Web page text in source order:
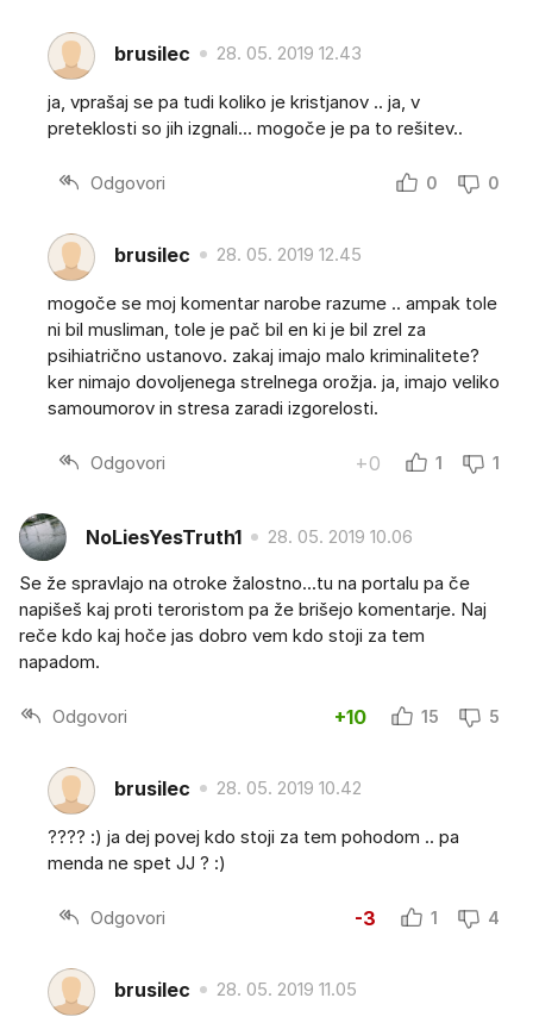
brusilec 28. 05. 2019 12.43
ja, vprašaj se pa tudi koliko je kristjanov .. ja, v
preteklosti so jih izgnali... mogoče je pa to rešitev..
Odgovori 0 0
brusilec 28. 05. 2019 12.45
mogoče se moj komentar narobe razume .. ampak tole
ni bil musliman, tole je pač bil en ki je bil zrel za
psihiatrično ustanovo. zakaj imajo malo kriminalitete?
ker nimajo dovoljenega strelnega orožja. ja, imajo veliko
samoumorov in stresa zaradi izgorelosti.
Odgovori +0 1 1
NoLiesYesTruth1 28. 05. 2019 10.06
Se že spravlajo na otroke žalostno...tu na portalu pa če
napišeš kaj proti teroristom pa že brišejo komentarje. Naj
reče kdo kaj hoče jas dobro vem kdo stoji za tem
napadom.
Odgovori +10 15 5
brusilec 28. 05. 2019 10.42
???? :) ja dej povej kdo stoji za tem pohodom .. pa
menda ne spet JJ ? :)
Odgovori -3 1 4
brusilec 28. 05. 2019 11.05